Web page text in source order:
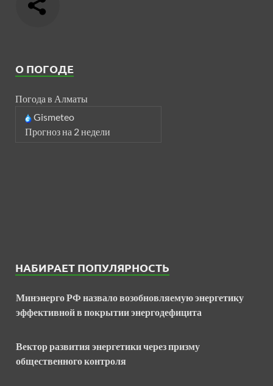
О ПОГОДЕ
Погода в Алматы
Gismeteo
Прогноз на 2 недели
НАБИРАЕТ ПОПУЛЯРНОСТЬ
Минэнерго РФ назвало возобновляемую энергетику
эффективной в покрытии энергодефицита
Вектор развития энергетики через призму
общественного контроля